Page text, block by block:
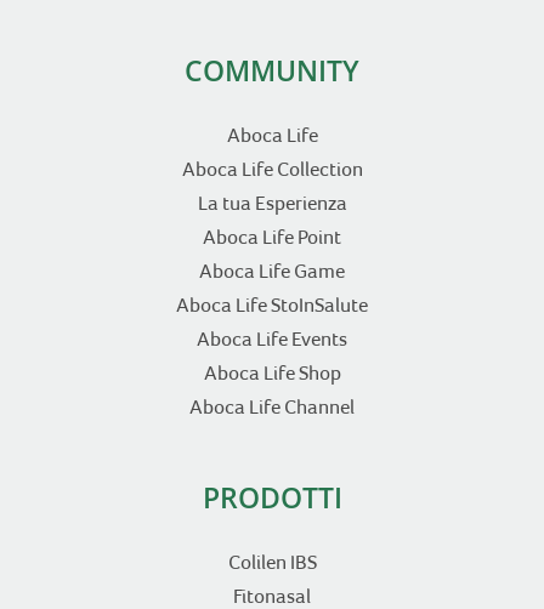
COMMUNITY
Aboca Life
Aboca Life Collection
La tua Esperienza
Aboca Life Point
Aboca Life Game
Aboca Life StoInSalute
Aboca Life Events
Aboca Life Shop
Aboca Life Channel
PRODOTTI
Colilen IBS
Fitonasal